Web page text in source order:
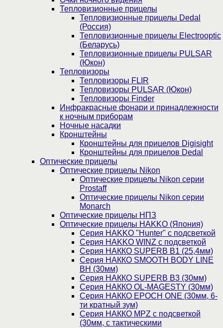
Тепловизионные прицелы
Тепловизионные прицелы Dedal
(Россия)
Тепловизионные прицелы Electrooptic
(Беларусь)
Тепловизионные прицелы PULSAR
(Юкон)
Тепловизоры
Тепловизоры FLIR
Тепловизоры PULSAR (Юкон)
Тепловизоры Finder
Инфракрасные фонари и принадлежности
к ночным приборам
Ночные насадки
Кронштейны
Кронштейны для прицелов Digisight
Кронштейны для прицелов Dedal
Оптические прицелы
Оптические прицелы Nikon
Оптические прицелы Nikon серии
Prostaff
Оптические прицелы Nikon серии
Monarch
Оптические прицелы НПЗ
Оптические прицелы HAKKO (Япония)
Cерия HAKKO "Hunter" с подсветкой
Серия НAKKO WINZ с подсветкой
Серия НАККО SUPERB B1 (25,4мм)
Серия НАККО SMOOTH BODY LINE
BH (30мм)
Серия НАККО SUPERB B3 (30мм)
Серия НАККО OL-MAGESTY (30мм)
Серия НАККО EPOCH ONE (30мм, 6-
ти кратный зум)
Серия НАККО MPZ с подсветкой
(30мм, c тактическими